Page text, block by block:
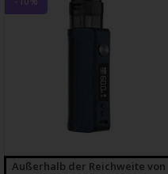
Außerhalb der Reichweite von